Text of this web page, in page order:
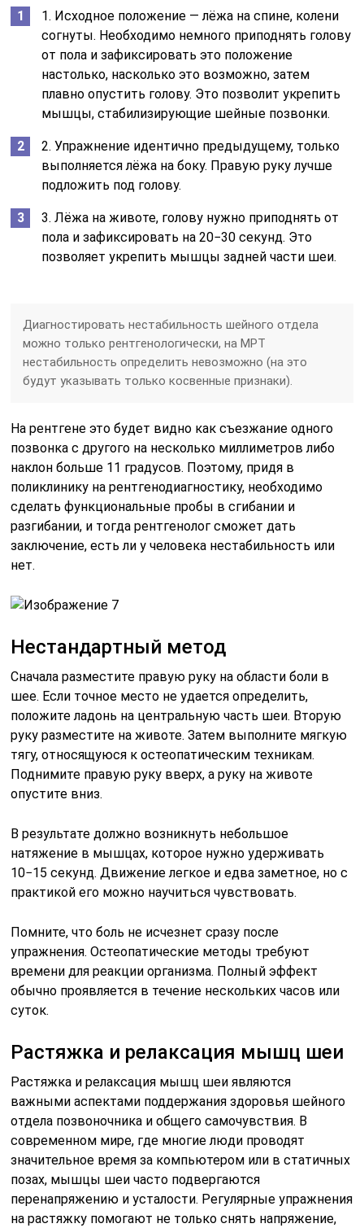
1. Исходное положение — лёжа на спине, колени
согнуты. Необходимо немного приподнять голову
от пола и зафиксировать это положение
настолько, насколько это возможно, затем
плавно опустить голову. Это позволит укрепить
мышцы, стабилизирующие шейные позвонки.
2. Упражнение идентично предыдущему, только
выполняется лёжа на боку. Правую руку лучше
подложить под голову.
3. Лёжа на животе, голову нужно приподнять от
пола и зафиксировать на 20−30 секунд. Это
позволяет укрепить мышцы задней части шеи.
Диагностировать нестабильность шейного отдела
можно только рентгенологически, на МРТ
нестабильность определить невозможно (на это
будут указывать только косвенные признаки).
На рентгене это будет видно как съезжание одного
позвонка с другого на несколько миллиметров либо
наклон больше 11 градусов. Поэтому, придя в
поликлинику на рентгенодиагностику, необходимо
сделать функциональные пробы в сгибании и
разгибании, и тогда рентгенолог сможет дать
заключение, есть ли у человека нестабильность или
нет.
Нестандартный метод
Сначала разместите правую руку на области боли в
шее. Если точное место не удается определить,
положите ладонь на центральную часть шеи. Вторую
руку разместите на животе. Затем выполните мягкую
тягу, относящуюся к остеопатическим техникам.
Поднимите правую руку вверх, а руку на животе
опустите вниз.
В результате должно возникнуть небольшое
натяжение в мышцах, которое нужно удерживать
10−15 секунд. Движение легкое и едва заметное, но с
практикой его можно научиться чувствовать.
Помните, что боль не исчезнет сразу после
упражнения. Остеопатические методы требуют
времени для реакции организма. Полный эффект
обычно проявляется в течение нескольких часов или
суток.
Растяжка и релаксация мышц шеи
Растяжка и релаксация мышц шеи являются
важными аспектами поддержания здоровья шейного
отдела позвоночника и общего самочувствия. В
современном мире, где многие люди проводят
значительное время за компьютером или в статичных
позах, мышцы шеи часто подвергаются
перенапряжению и усталости. Регулярные упражнения
на растяжку помогают не только снять напряжение,